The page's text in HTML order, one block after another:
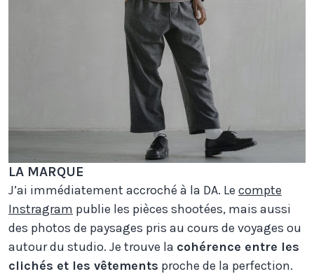
LA MARQUE
J’ai immédiatement accroché à la DA. Le compte
Instragram publie les pièces shootées, mais aussi
des photos de paysages pris au cours de voyages ou
autour du studio. Je trouve la cohérence entre les
clichés et les vêtements proche de la perfection.